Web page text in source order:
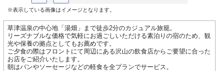
※表示している画像はイメージとなります。
草津温泉の中心地「湯畑」まで徒歩2分のカジュアル旅籠。
リーズナブルな価格で気軽にお過ごしいただける素泊りの宿のため、観
光や保養の拠点としてもお薦めです。
ご夕食の際はフロントにて周辺にある沢山の飲食店からご要望に合った
お店をご紹介いたします。
朝はパンやソーセージなどの軽食を全プランでサービス。